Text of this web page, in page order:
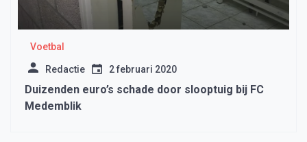
Voetbal
Redactie 2 februari 2020
Duizenden euro’s schade door slooptuig bij FC
Medemblik